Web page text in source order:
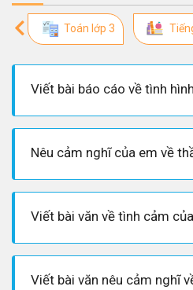
Toán lớp 3
Viết bài báo cáo về tình
Nêu cảm nghĩ của em về